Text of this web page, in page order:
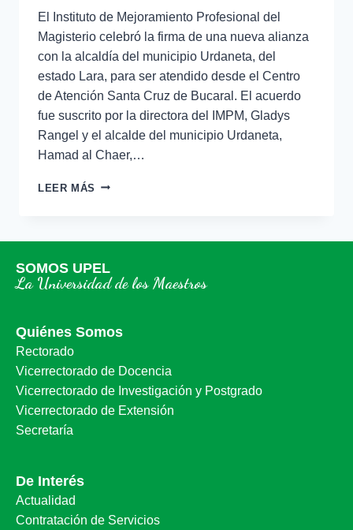
El Instituto de Mejoramiento Profesional del
Magisterio celebró la firma de una nueva alianza
con la alcaldía del municipio Urdaneta, del
estado Lara, para ser atendido desde el Centro
de Atención Santa Cruz de Bucaral. El acuerdo
fue suscrito por la directora del IMPM, Gladys
Rangel y el alcalde del municipio Urdaneta,
Hamad al Chaer,…
LEER MÁS
SOMOS UPEL
La Universidad de los Maestros
Quiénes Somos
Rectorado
Vicerrectorado de Docencia
Vicerrectorado de Investigación y Postgrado
Vicerrectorado de Extensión
Secretaría
De Interés
Actualidad
Contratación de Servicios